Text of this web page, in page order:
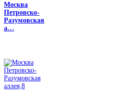
Москва
Петровско-
Разумовская
а…